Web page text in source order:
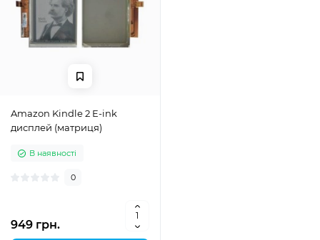
Amazon Kindle 2 E-ink
дисплей (матриця)
В наявності
0
949 грн.